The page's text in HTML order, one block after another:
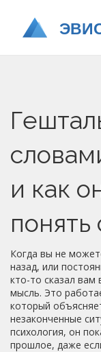
и как
понять
Когда вы не
назад, или
кто-то сказал
мысль. Это
который
незаконченные
психология, он
прошлое, даже